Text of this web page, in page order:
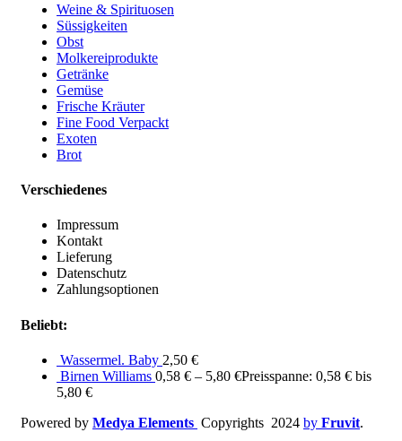
Weine & Spirituosen
Süssigkeiten
Obst
Molkereiprodukte
Getränke
Gemüse
Frische Kräuter
Fine Food Verpackt
Exoten
Brot
Verschiedenes
Impressum
Kontakt
Lieferung
Datenschutz
Zahlungsoptionen
Beliebt:
Wassermel. Baby 2,50 €
Birnen Williams 0,58 € – 5,80 €Preisspanne: 0,58 € bis
5,80 €
Powered by Medya Elements Copyrights 2024 by Fruvit.